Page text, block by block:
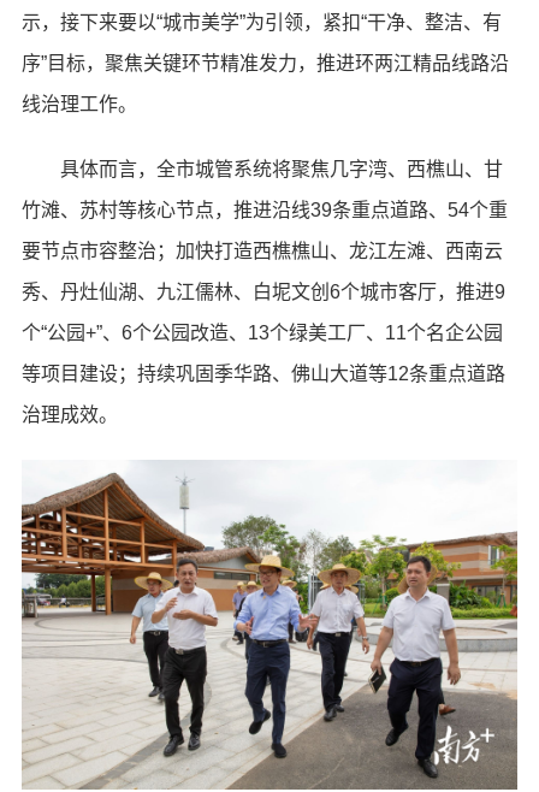
示，接下来要以“城市美学”为引领，紧扣“干净、整洁、有
序”目标，聚焦关键环节精准发力，推进环两江精品线路沿
线治理工作。
具体而言，全市城管系统将聚焦几字湾、西樵山、甘
竹滩、苏村等核心节点，推进沿线39条重点道路、54个重
要节点市容整治；加快打造西樵樵山、龙江左滩、西南云
秀、丹灶仙湖、九江儒林、白坭文创6个城市客厅，推进9
个“公园+”、6个公园改造、13个绿美工厂、11个名企公园
等项目建设；持续巩固季华路、佛山大道等12条重点道路
治理成效。